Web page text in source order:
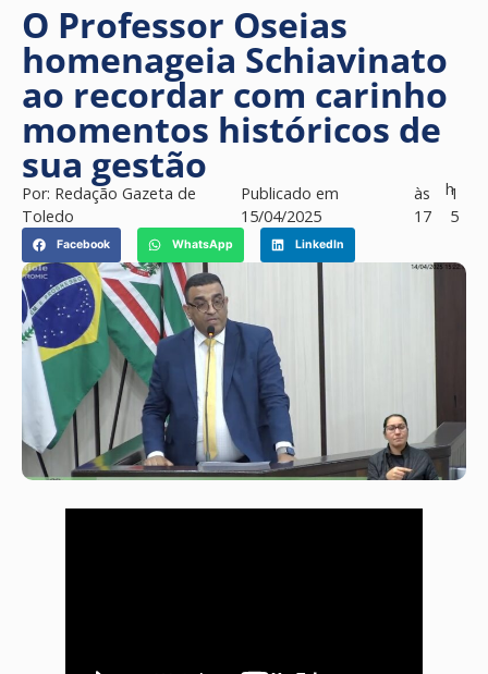
O Professor Oseias
homenageia Schiavinato
ao recordar com carinho
momentos históricos de
sua gestão
Por: Redação Gazeta de
Toledo
Publicado em
15/04/2025
às
17
h1
5
Facebook WhatsApp LinkedIn